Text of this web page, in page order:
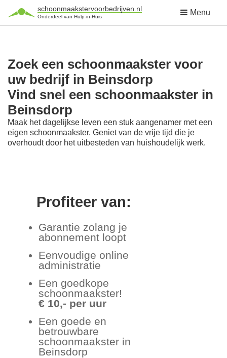
schoonmaakstervoorbedrijven.nl
Onderdeel van Hulp-in-Huis Menu
Zoek een schoonmaakster voor
uw bedrijf in Beinsdorp
Vind snel een schoonmaakster in
Beinsdorp
Maak het dagelijkse leven een stuk aangenamer met een
eigen schoonmaakster. Geniet van de vrije tijd die je
overhoudt door het uitbesteden van huishoudelijk werk.
Profiteer van:
Garantie zolang je
abonnement loopt
Eenvoudige online
administratie
Een goedkope
schoonmaakster!
€ 10,- per uur
Een goede en
betrouwbare
schoonmaakster in
Beinsdorp